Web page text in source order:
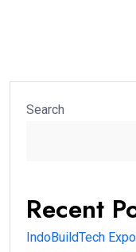
Search
Recent
IndoBuildTech